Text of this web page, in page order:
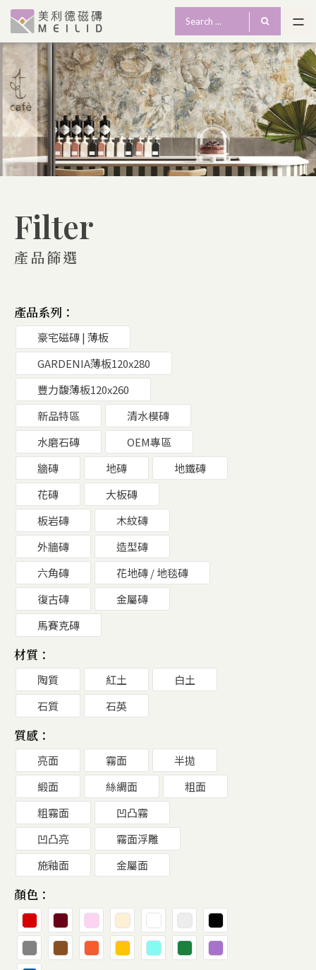
Filter
產品篩選
產品系列：
豪宅磁磚 | 薄板
GARDENIA薄板120x280
豐力馥薄板120x260
新品特區
清水模磚
水磨石磚
OEM專區
牆磚
地磚
地鐵磚
花磚
大板磚
板岩磚
木紋磚
外牆磚
造型磚
六角磚
花地磚 / 地毯磚
復古磚
金屬磚
馬賽克磚
材質：
陶質 紅土
白土
石質
石英
質感：
亮面 霧面
半拋
緞面
絲綢面
粗面
粗霧面
凹凸霧
凹凸亮
霧面浮雕
施釉面
金屬面
顏色：